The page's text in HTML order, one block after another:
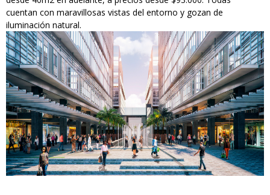
cuentan con maravillosas vistas del entorno y gozan de
iluminación natural.